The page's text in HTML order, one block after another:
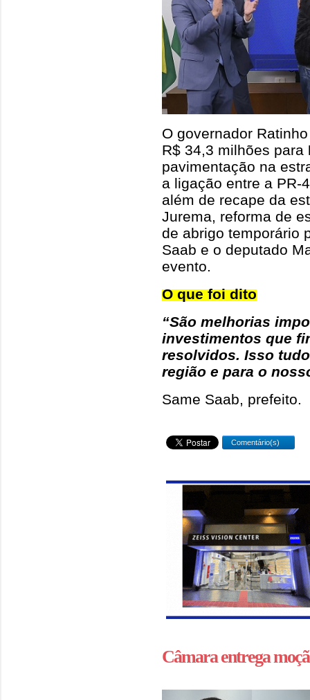
O governador
R$ 34,3 milhões para
pavimentação na
a ligação entre a PR-
além de recape da
Jurema, reforma de
de abrigo temporário
Saab e o deputado
evento.
O que foi dito
“São melhorias
investimentos que
resolvidos. Isso
região e para o
Same Saab, prefeito.
Comentário(s)
Câmara entrega